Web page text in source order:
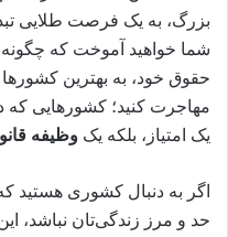
بزرگ، به یک فرصت طلایی
شما خواهید آموخت که چگونه
حقوق خود، به بهترین کشورها
مهاجرت کنید؛ کشورهایی
یک امتیاز، بلکه یک وظیفه
اگر به دنبال کشوری هستید
حد و مرز زندگی‌تان نباشد،